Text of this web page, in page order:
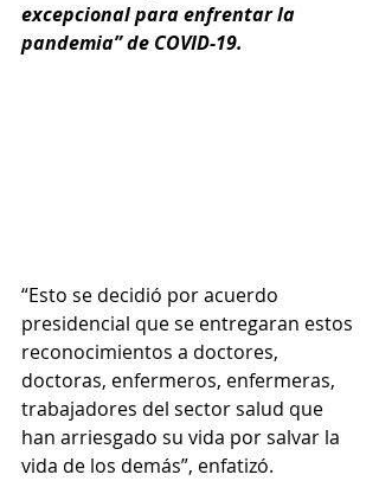
excepcional para enfrentar la
pandemia” de COVID-19.
“Esto se decidió por acuerdo
presidencial que se entregaran estos
reconocimientos a doctores,
doctoras, enfermeros, enfermeras,
trabajadores del sector salud que
han arriesgado su vida por salvar la
vida de los demás”, enfatizó.